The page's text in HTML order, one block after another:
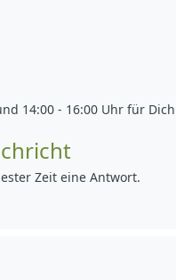
14:00 - 16:00 Uhr für Dich
Zeit eine Antwort.